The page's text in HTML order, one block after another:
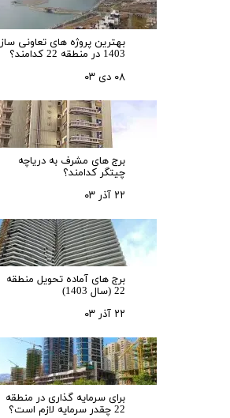
بهترین پروژه های تعاونی ساز
1403 در منطقه 22 کدامند؟
۰۸ دی ۰۳
برج های مشرف به دریاچه
چیتگر کدامند؟
۲۲ آذر ۰۳
برج های آماده تحویل منطقه
22 (سال 1403)
۲۲ آذر ۰۳
برای سرمایه‌ گذاری در منطقه
22 چقدر سرمایه لازم است؟